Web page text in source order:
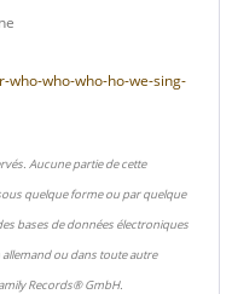
who-who-ho-we-sing-
Aucune partie de cette
quelque forme ou par quelque
bases de données électroniques
ou dans toute autre
Records® GmbH.